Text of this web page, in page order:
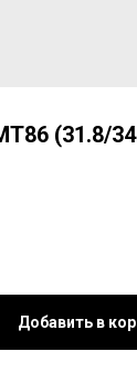
(31.8/
Добавить в